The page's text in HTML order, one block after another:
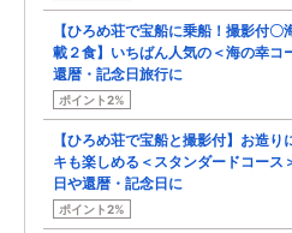
【ひろめ荘で宝船に乗船！撮影付〇
載２食】いちばん人気の＜海の幸コ
還暦・記念日旅行に
ポイント2%
【ひろめ荘で宝船と撮影付】お造り
キも楽しめる＜スタンダードコース
日や還暦・記念日に
ポイント2%